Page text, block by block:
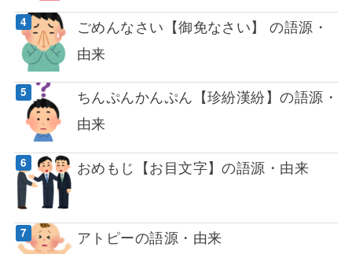
ごめんなさい【御免なさい】 の語源・
由来
ちんぷんかんぷん【珍紛漢紛】の語源・
由来
おめもじ【お目文字】の語源・由来
アトピーの語源・由来